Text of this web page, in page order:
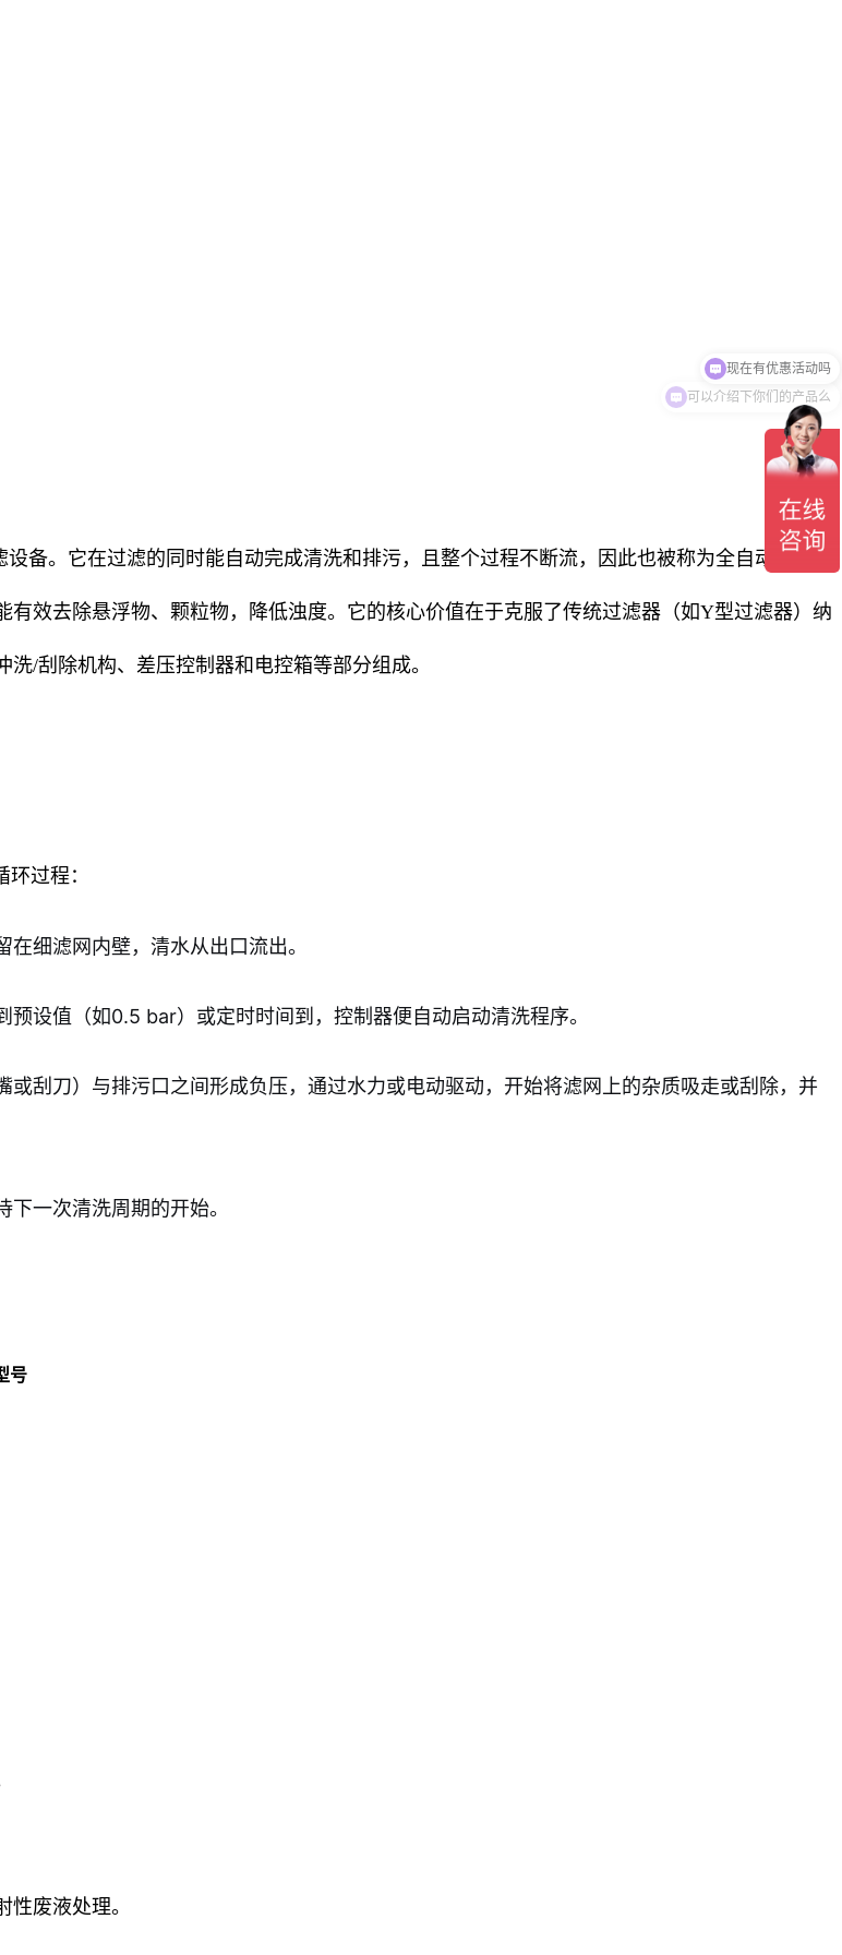
备。它在过滤的同时能自动完成清洗和排污，且整个过程不断流，因此也被称为全自动自清洗
效去除悬浮物、颗粒物，降低浊度。它的核心价值在于克服了传统过滤器（如Y型过滤器）纳
/刮除机构、差压控制器和电控箱等部分组成。
过程：
细滤网内壁，清水从出口流出。
设值（如0.5 bar）或定时时间到，控制器便自动启动清洗程序。
刮刀）与排污口之间形成负压，通过水力或电动驱动，开始将滤网上的杂质吸走或刮除，并
一次清洗周期的开始。
号
废液处理。
可以介绍下你们的产品么